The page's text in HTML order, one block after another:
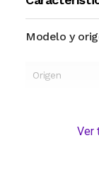
Modelo y
Origen
Ver